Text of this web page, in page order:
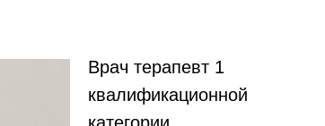
Врач терапевт 1
квалификационной